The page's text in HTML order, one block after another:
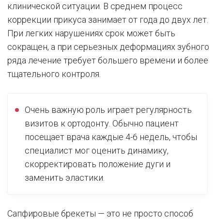
клинической ситуации. В среднем процесс
коррекции прикуса занимает от года до двух лет.
При легких нарушениях срок может быть
сокращен, а при серьезных деформациях зубного
ряда лечение требует большего времени и более
тщательного контроля.
Очень важную роль играет регулярность
визитов к ортодонту. Обычно пациент
посещает врача каждые 4-6 недель, чтобы
специалист мог оценить динамику,
скорректировать положение дуги и
заменить эластики.
Сапфировые брекеты — это не просто способ